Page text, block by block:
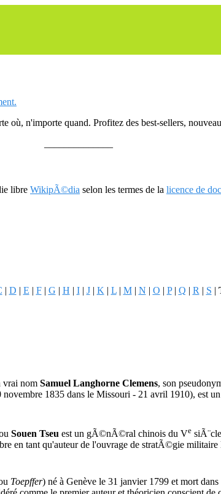
n'importe quand. Profitez des best-sellers,
libre WikipÃ©dia selon les termes de la licence de
| D | E | F| G | H | I| J| K | L| M| N | O | P| Q | R | S |
vrai nom Samuel Langhorne Clemens, son
novembre 1835 dans le Missouri - 21 avril 1910), est
Souen Tseu est un gÃ©nÃ©ral chinois du Ve siÃ¨cle
en tant qu'auteur de l'ouvrage de stratÃ©gie militaire
Toepffer) né à Genève le 31 janvier 1799 et mort